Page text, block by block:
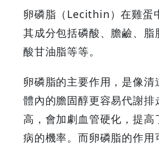
嗎？
卵磷脂（Lecithin）在雞蛋
其成分包括磷酸、膽鹼、脂
酸甘油脂等等。
卵磷脂的主要作用，是像清
體內的膽固醇更容易代謝排
高，會加劇血管硬化，提高
病的機率。而卵磷脂的作用